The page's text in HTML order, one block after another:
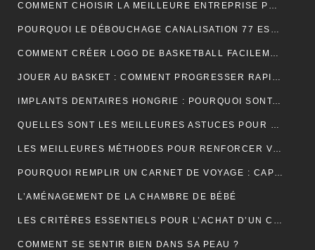
COMMENT CHOISIR LA MEILLEURE ENTREPRISE POUR VOTRE DÉMÉNAGEMENT PARIS MARSEILLE?
POURQUOI LE DÉBOUCHAGE CANALISATION 77 EST-IL ESSENTIEL POUR ÉVITER LES DÉSAGRÉMENTS MAJEURS ?
COMMENT CRÉER LOGO DE BASKETBALL FACILEMENT ET EFFICACEMENT ?
JOUER AU BASKET : COMMENT PROGRESSER RAPIDEMENT EN TECHNIQUE ?
IMPLANTS DENTAIRES HONGRIE : POURQUOI SONT-ILS LA SOLUTION IDÉALE POUR UN SOURIRE PARFAIT ET ABORDABLE ?
QUELLES SONT LES MEILLEURES ASTUCES POUR UN DÉMÉNAGEMENT ÎLE DE FRANCE RÉUSSI ET SANS TRACAS ?
LES MEILLEURES MÉTHODES POUR RENFORCER VOS ONGLES FRAGILES
POURQUOI REMPLIR UN CARNET DE VOYAGE : CAPTURER L’ÂME DE VOS AVENTURES
L’AMÉNAGEMENT DE LA CHAMBRE DE BÉBÉ
LES CRITÈRES ESSENTIELS POUR L’ACHAT D’UN CÂBLE TYPE 2 POUR VÉHICULES ÉLECTRIQUES
COMMENT SE SENTIR BIEN DANS SA PEAU ?